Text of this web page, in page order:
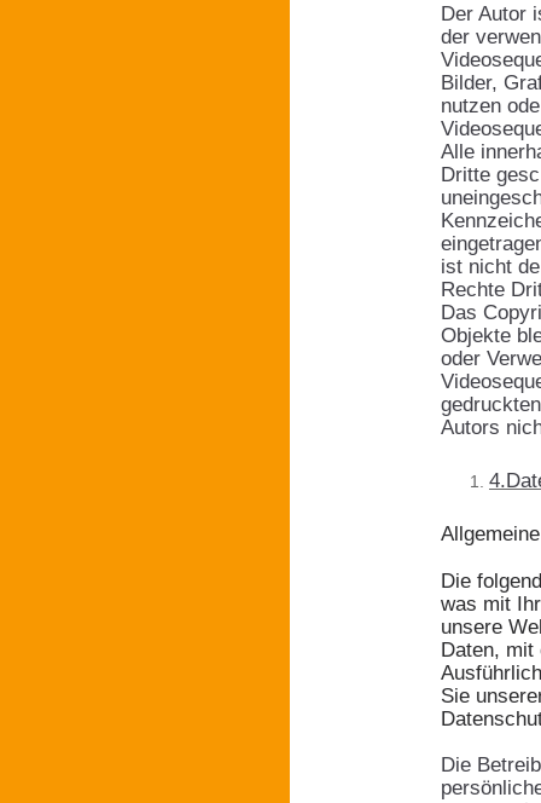
Der Autor
der
Bilder,
nutzen
Alle
Dritte
ist nicht
Rechte
Das
Objekte
oder
Autors
4.
Die
was mit
unsere
Daten, mit
Sie
Die